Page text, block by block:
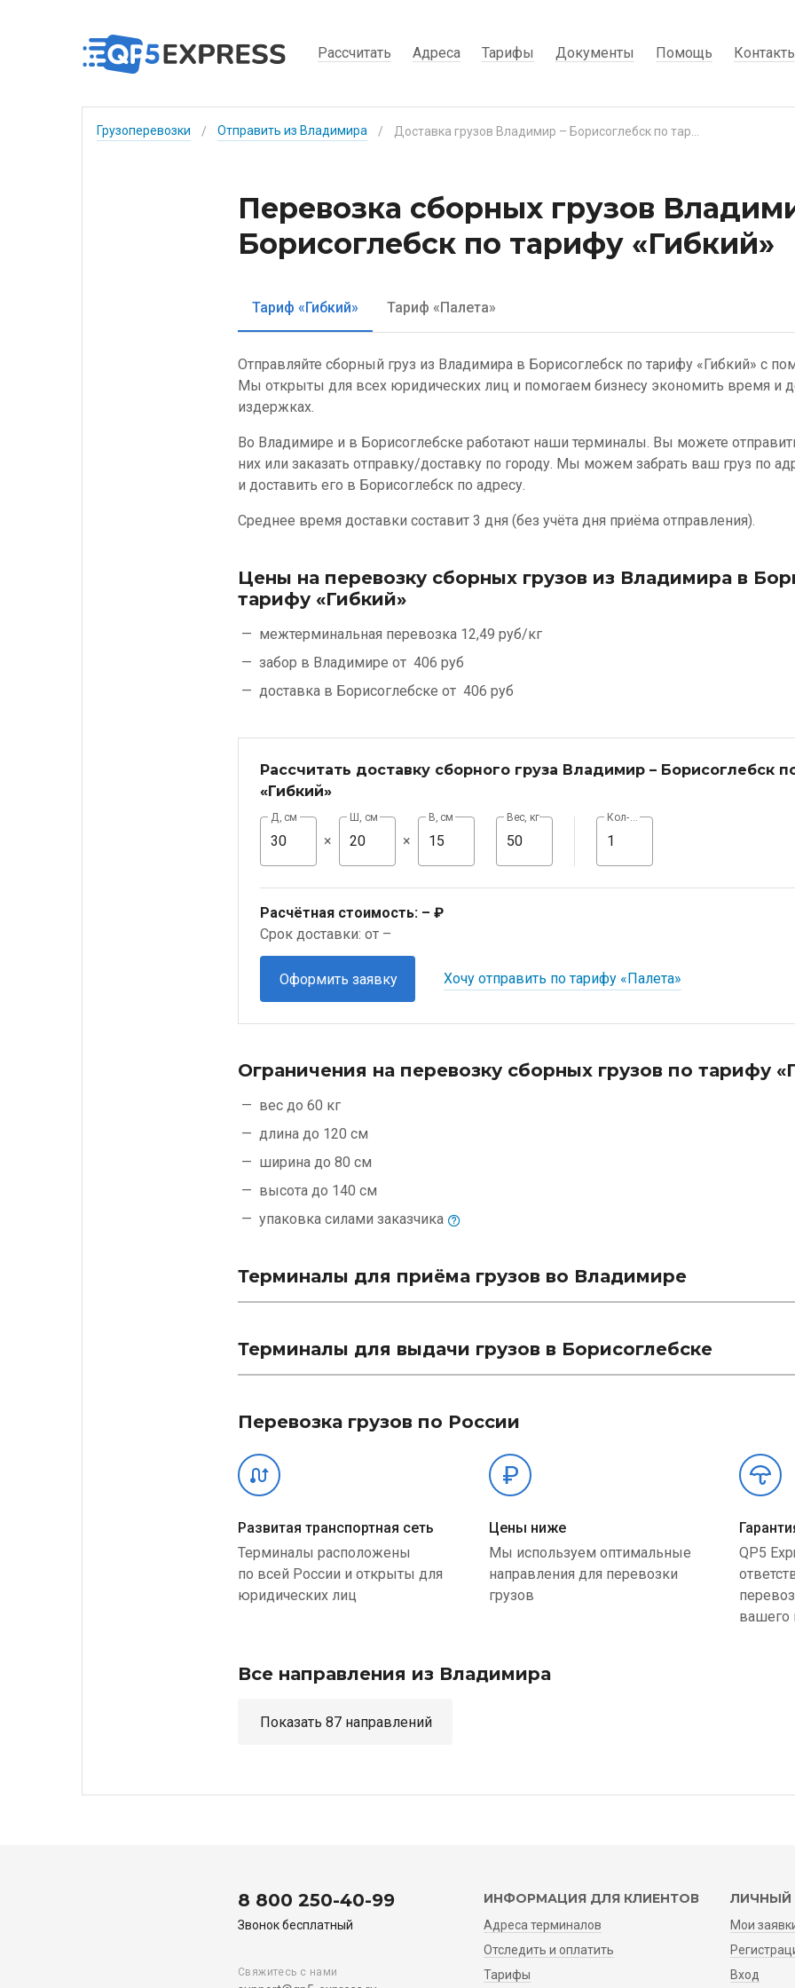
Рассчитать Адреса Тарифы Документы Помощь
Грузоперевозки / Отправить из Владимира /
Перевозка сборных грузов
Борисоглебск по тарифу «Гибкий»
Тариф «Гибкий» Тариф «Палета»
Отправляйте сборный груз из Владимира в Борисоглебск по тарифу «Гибкий» с
Мы открыты для всех юридических лиц и помогаем бизнесу экономить время и
издержках.
Во Владимире и в Борисоглебске работают наши терминалы. Вы можете
них или заказать отправку/доставку по городу. Мы можем забрать ваш груз по
и доставить его в Борисоглебск по адресу.
Среднее время доставки составит 3 дня (без учёта дня приёма отправления).
Цены на перевозку сборных грузов из Владимира в
тарифу «Гибкий»
межтерминальная перевозка 12,49 руб/кг
забор в Владимире от 406 руб
доставка в Борисоглебске от 406 руб
Рассчитать доставку сборного груза Владимир – Борисоглебск
«Гибкий»
Д, см
×
Ш, см
×
В, см Вес, кг Кол-во, шт
Расчётная стоимость: – ₽
Срок доставки: от –
Оформить заявку Хочу отправить по тарифу «Палета»
Ограничения на перевозку сборных грузов по тарифу
вес до 60 кг
длина до 120 см
ширина до 80 см
высота до 140 см
упаковка силами заказчика
Терминалы для приёма грузов во Владимире
Терминалы для выдачи грузов в Борисоглебске
Перевозка грузов по России
Развитая транспортная сеть
Терминалы расположены
по всей России и открыты для
юридических лиц
Цены ниже
Мы используем оптимальные
направления для перевозки
грузов
QP5
вашего
Все направления из Владимира
Показать 87 направлений
8 800 250-40-99
Звонок бесплатный
Свяжитесь с нами
ИНФОРМАЦИЯ ДЛЯ КЛИЕНТОВ
Адреса терминалов
Отследить и оплатить
Тарифы
ЛИЧНЫЙ
Мои
Вход